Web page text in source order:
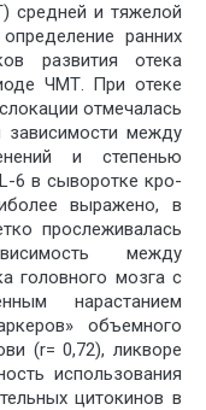
средней и тяжелой
ранних
развития отека
ЧМТ. При отеке
отмечалась
зависимости между
и степенью
6 в сыворотке кро-
выражено, в
прослеживалась
между
головного мозга с
нарастанием
объемного
(r= 0,72), ликворе
использования
цитокинов в